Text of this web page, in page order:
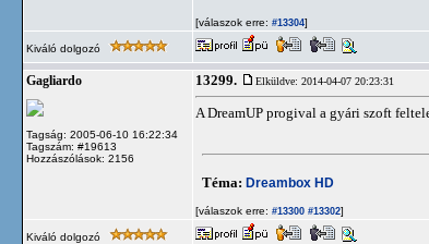
[válaszok erre: #13304]
Kiváló dolgozó
Gagliardo
Tagság: 2005-06-10 16:22:34
Tagszám: #19613
Hozzászólások: 2156
13299. Elküldve: 2014-04-07 20:23:31
A DreamUP progival a gyári szoft
Téma: Dreambox HD
[válaszok erre: #13300 #13302]
Kiváló dolgozó